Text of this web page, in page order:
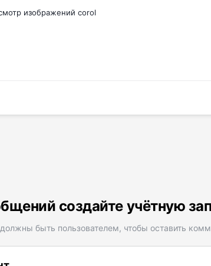
изображений corol
создайте учётную
быть пользователем, чтобы оставить